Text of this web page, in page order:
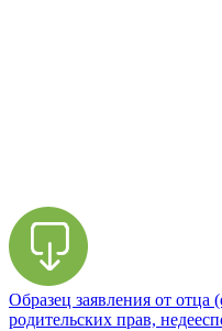
Образец заявления от отца
родительских прав,